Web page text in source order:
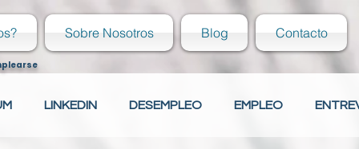
Sobre Nosotros Blog Contacto
LINKEDIN DESEMPLEO EMPLEO